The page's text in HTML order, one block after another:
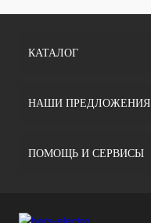
КАТАЛОГ
НАШИ ПРЕДЛОЖЕНИЯ
ПОМОЩЬ И СЕРВИСЫ